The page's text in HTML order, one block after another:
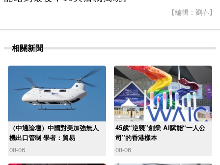
【編輯：劉春】
相關新聞
（中通論壇）中國對美加強無人
機出口管制 學者：貿易
08-06
45歲“逆襲”創業 AI賦能“一人公
司”的香港樣本
08-06